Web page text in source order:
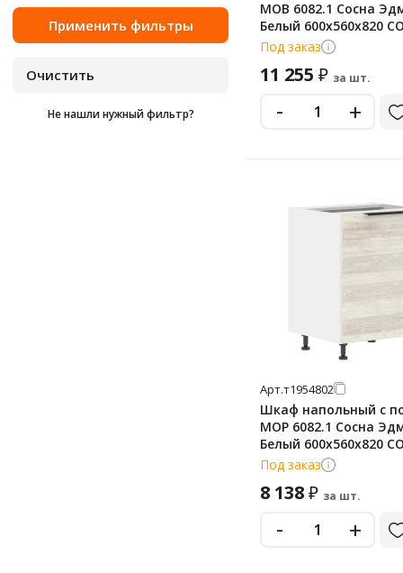
Не нашли нужный фильтр?
MOB 6082.1 Сосна
Белый 600х560х820
Под заказ
11 255 ₽ за шт.
- +
Арт.т1954802
Шкаф напольный с
MOP 6082.1 Сосна
Белый 600х560х820
Под заказ
8 138₽ за шт.
- +